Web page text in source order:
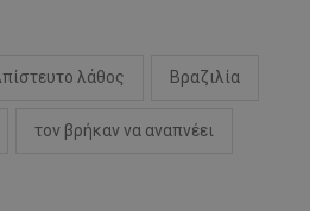
λάθος Βραζιλία
τον βρήκαν να αναπνέει